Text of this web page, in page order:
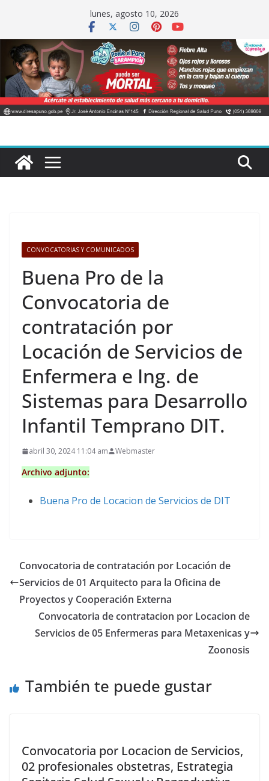
contenido
lunes, agosto 10, 2026
CONVOCATORIAS Y COMUNICADOS
Buena Pro de la
Convocatoria de
contratación por
Locación de Servicios de
Enfermera e Ing. de
Sistemas para Desarrollo
Infantil Temprano DIT.
abril 30, 2024 11:04 am Webmaster
Archivo adjunto:
Buena Pro de Locacion de Servicios de DIT
Convocatoria de contratación por Locación de
Servicios de 01 Arquitecto para la Oficina de
Proyectos y Cooperación Externa
Convocatoria de contratacion por Locacion de
Servicios de 05 Enfermeras para Metaxenicas y
Zoonosis
También te puede gustar
Convocatoria por Locacion de Servicios,
02 profesionales obstetras, Estrategia